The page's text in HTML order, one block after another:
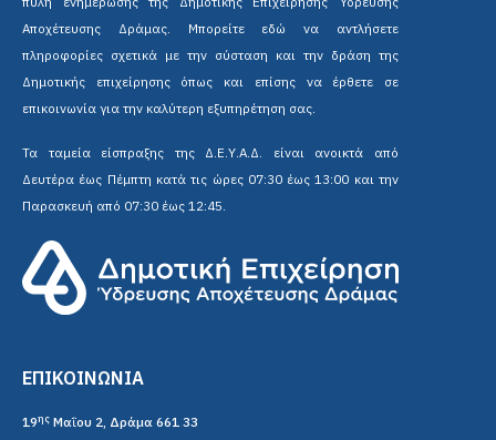
Τα ταμεία είσπραξης της Δ.Ε.Υ.Α.Δ. είναι ανοικτά από
19 ηςΜαΐου 2, Δράμα 661 33
Τηλ: (+30) 2521 038260